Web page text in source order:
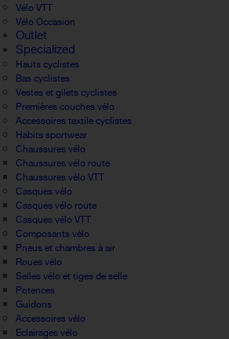
Vélo VTT
Vélo Occasion
Outlet
Specialized
Hauts cyclistes
Bas cyclistes
Vestes et gilets cyclistes
Premières couches vélo
Accessoires textile cyclistes
Habits sportwear
Chaussures vélo
Chaussures vélo route
Chaussures vélo VTT
Casques vélo
Casques vélo route
Casques vélo VTT
Composants vélo
Pneus et chambres à air
Roues vélo
Selles vélo et tiges de selle
Potences
Guidons
Accessoires vélo
Eclairages vélo